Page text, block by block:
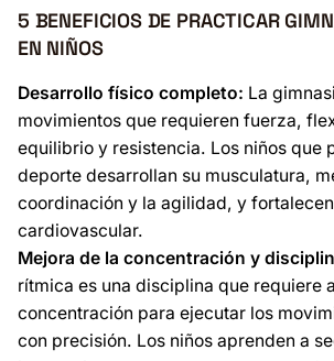
5 BENEFICIOS DE PRACTICAR
EN NIÑOS
Desarrollo físico completo: La
movimientos que requieren fuerza,
equilibrio y resistencia. Los niños que
deporte desarrollan su musculatura,
coordinación y la agilidad, y
cardiovascular.
Mejora de la concentración y
rítmica es una disciplina que requiere
concentración para ejecutar los
con precisión. Los niños aprenden a